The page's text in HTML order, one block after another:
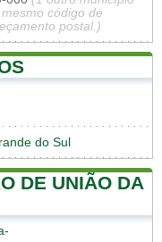
código de
postal.)
do Sul
DE UNIÃO DA